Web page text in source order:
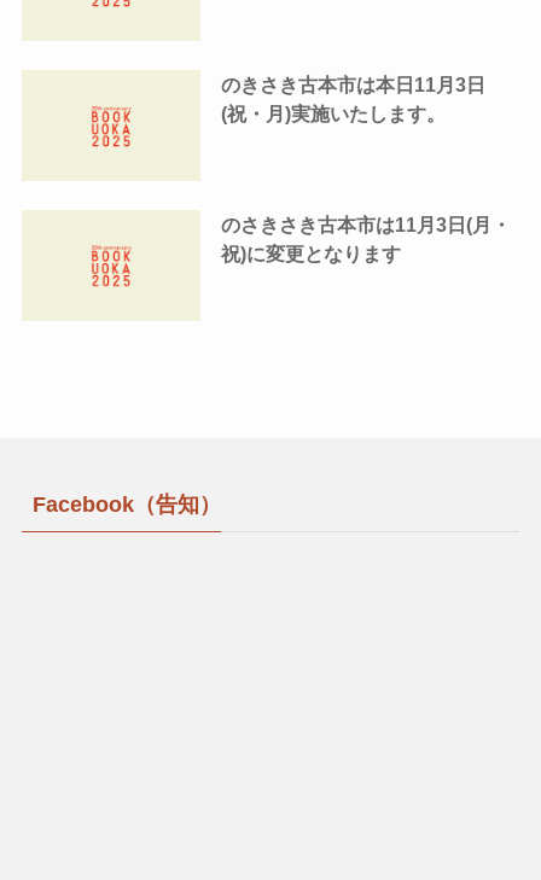
のきさき古本市は本日11月3日
(祝・月)実施いたします。
のさきさき古本市は11月3日(月・
祝)に変更となります
Facebook（告知）